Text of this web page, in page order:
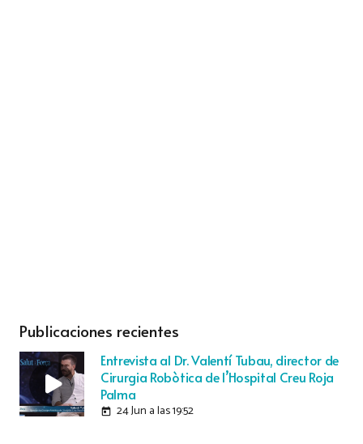
Publicaciones recientes
Entrevista al Dr. Valentí Tubau, director de
Cirurgia Robòtica de l’Hospital Creu Roja
Palma
today 24 Jun a las 19:52